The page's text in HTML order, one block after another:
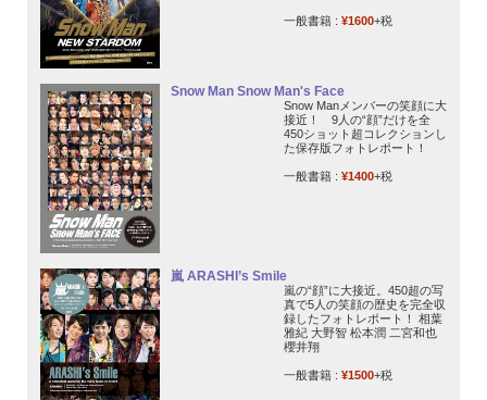
一般書籍 : ¥1600+税
Snow Man Snow Man's Face
Snow Manメンバーの笑顔に大
接近！ 9人の“顔”だけを全
450ショット超コレクションし
た保存版フォトレポート！
一般書籍 : ¥1400+税
嵐 ARASHI’s Smile
嵐の“顔”に大接近。450超の写
真で5人の笑顔の歴史を完全収
録したフォトレポート！ 相葉
雅紀 大野智 松本潤 二宮和也
櫻井翔
一般書籍 : ¥1500+税